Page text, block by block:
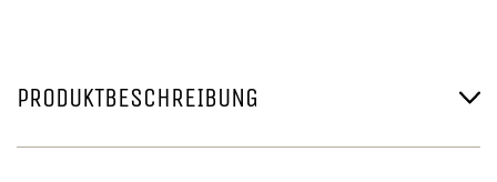
PRODUKTBESCHREIBUNG